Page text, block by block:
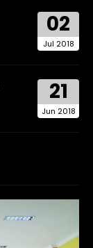
02
Jul 2018
21
Jun 2018